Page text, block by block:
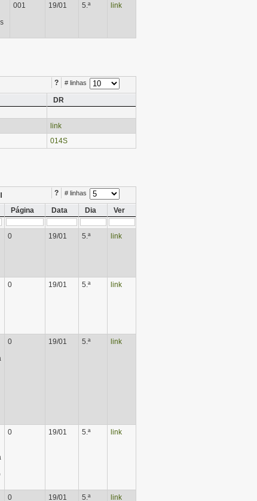
001 19/01 5.ª link
? # linhas
DR
link
014S
? # linhas
Página Data Dia Ver
0 19/01 5.ª link
0 19/01 5.ª link
0 19/01 5.ª link
0 19/01 5.ª link
0 19/01 5.ª link